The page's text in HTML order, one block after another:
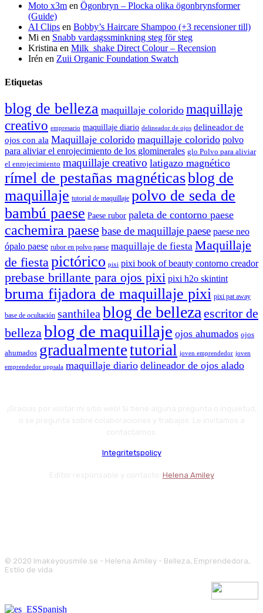
Moto x3m en Ögonbryn – Plocka olika ögonbrynsformer
(Guide)
AI Clips en Bobby’s Haircare Shampoo (+3 recensioner till)
Mi en Snabb vardagssminkning steg för steg
Kristina en Milk_shake Direct Colour – Recension
Irén en Zuii Organic Foundation Swatch
Etiquetas
blog de belleza maquillaje colorido maquillaje
creativo empresario maquillaje diario delineador de ojos delineador de
ojos con ala Maquillaje colorido maquillaje colorido polvo
para aliviar el enrojecimiento de los glominerales glo Polvo para aliviar
el enrojecimiento maquillaje creativo latigazo magnético
rímel de pestañas magnéticasblog de
maquillaje tutorial de maquillaje polvo de seda de
bambú paese Paese rubor paleta de contorno paese
cachemira paese base de maquillaje paese paese neo
ópalo paese rubor en polvo paese maquillaje de fiesta Maquillaje
de fiestapictórico pixi pixi book of beauty contorno creador
prebase brillante para ojos pixi pixi h2o skintint
bruma fijadora de maquillaje pixi pixi pat away
base de ocultación santhilea blog de belleza escritor de
belleza blog de maquillaje ojos ahumados ojos
ahumados gradualmentetutorial joven emprendedor joven
emprendedor uppsala maquillaje diario delineador de ojos alado
Integritetspolicy
Helena Amiley
© 2020 Imakeyousmile.se - Helena Amiley - Belleza, Emprendedora,
Estilo de vida
Spanish